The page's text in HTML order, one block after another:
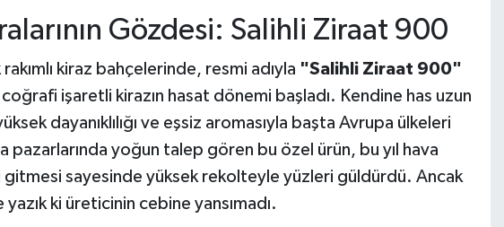
Gözdesi: Salihli Ziraat 900
rakımlı kiraz bahçelerinde, resmi adıyla "Salihli Ziraat 900"
işaretli kirazın hasat dönemi başladı. Kendine has uzun
dayanıklılığı ve eşsiz aromasıyla başta Avrupa ülkeleri
pazarlarında yoğun talep gören bu özel ürün, bu yıl hava
gitmesi sayesinde yüksek rekolteyle yüzleri güldürdü. Ancak
ki üreticinin cebine yansımadı.